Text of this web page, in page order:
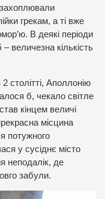
захоплювали
грекам, а ті вже
В деякі періоди
величезна кількість
столітті, Аполлонію
б, чекало світле
кінцем величі
місцина
потужного
у сусіднє місто
неподалік, де
забули.